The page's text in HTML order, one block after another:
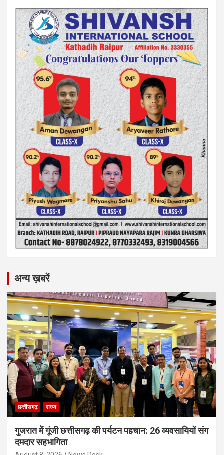
अन्य ख़बरें
छत्तीसगढ़ राज्य
गुजरात में गूंजी छत्तीसगढ़ की पर्यटन पहचान: 26 व्यवसायियों संग
दमदार सहभागिता